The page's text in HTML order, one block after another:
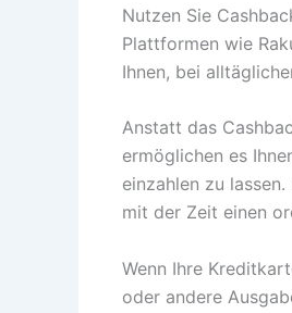
Nutzen Sie
Plattformen wie
Ihnen, bei
Anstatt das
ermöglichen es
einzahlen zu
mit der Zeit einen
Wenn Ihre
oder andere